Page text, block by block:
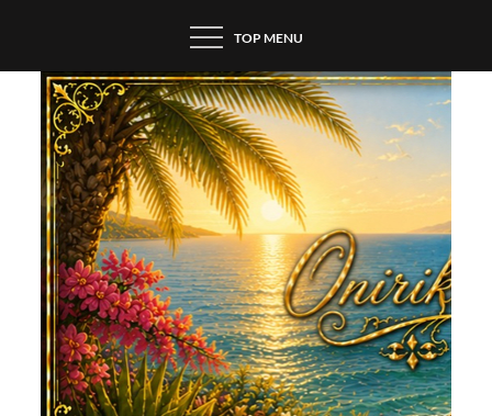
content
TOP MENU